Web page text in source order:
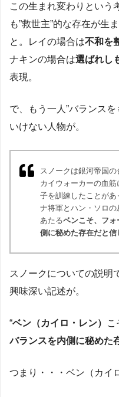
この生まれ変わりという
も”救世主”的な存在が生
と。レイの場合は不和を
ナキンの場合は選ばれし
表現。
で、もう一人”バランス
いけない人物が。
スノークは銀河帝国
カイウォーカーの血
子を訓練したことが
ナ将軍とハン・ソロ
あたるベンこそ、フ
側に秘めた存在だと信
スノークについての説明
興味深い記述が。
“ベン（カイロ・レン） こ
バランスを内側に秘めた
つまり・・・ベン（カイ